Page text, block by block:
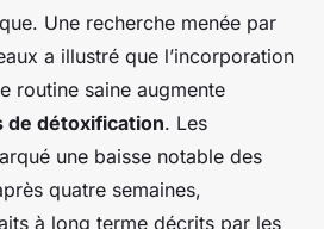
Une recherche menée par
a illustré que l’incorporation
routine saine augmente
de détoxification. Les
une baisse notable des
quatre semaines,
à long terme décrits par les